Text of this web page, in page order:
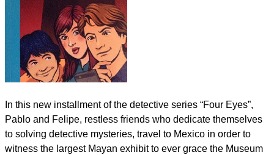
In this new installment of the detective series “Four Eyes”,
Pablo and Felipe, restless friends who dedicate themselves
to solving detective mysteries, travel to Mexico in order to
witness the largest Mayan exhibit to ever grace the Museum